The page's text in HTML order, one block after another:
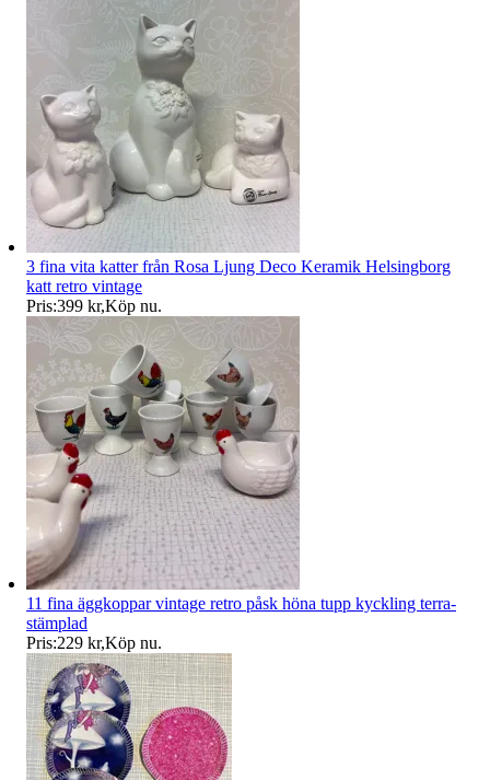
3 fina vita katter från Rosa Ljung Deco Keramik Helsingborg
katt retro vintage
Pris:399 kr,Köp nu.
11 fina äggkoppar vintage retro påsk höna tupp kyckling terra-
stämplad
Pris:229 kr,Köp nu.